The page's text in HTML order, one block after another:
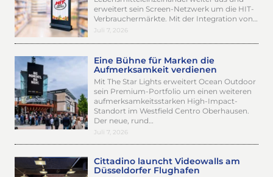
erweitert sein Screen-Netzwerk um die HIT-
Verbrauchermärkte. Mit der Integration von…
Juli 7, 2026
Eine Bühne für Marken die
Aufmerksamkeit verdienen
Mit The Star Lights erweitert Ocean Outdoor
sein Premium-Portfolio um einen weiteren
aufmerksamkeitsstarken High-Impact-
Standort im Westfield Centro Oberhausen.
Der neue, rund…
Juli 7, 2026
Cittadino launcht Videowalls am
Düsseldorfer Flughafen